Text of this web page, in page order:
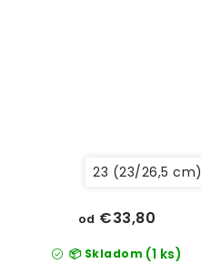
23 (23/26,5 cm)
📦 Skladom (1 ks)
od €33,80